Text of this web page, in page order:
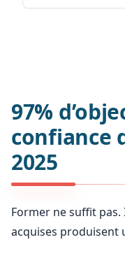
97%
confiance
2025
Former ne suffit
acquises produisent